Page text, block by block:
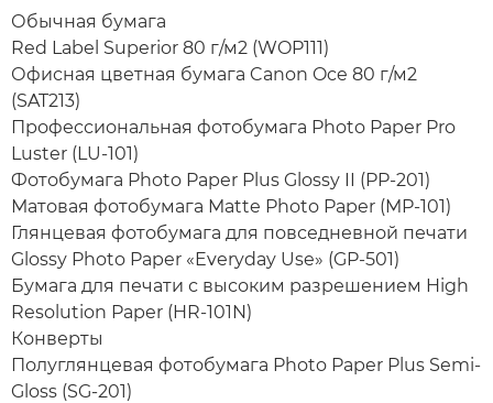
Обычная бумага
Red Label Superior 80 г/м2 (WOP111)
Офисная цветная бумага Canon Oce 80 г/м2
(SAT213)
Профессиональная фотобумага Photo Paper Pro
Luster (LU-101)
Фотобумага Photo Paper Plus Glossy II (PP-201)
Матовая фотобумага Matte Photo Paper (MP-101)
Глянцевая фотобумага для повседневной печати
Glossy Photo Paper «Everyday Use» (GP-501)
Бумага для печати с высоким разрешением High
Resolution Paper (HR-101N)
Конверты
Полуглянцевая фотобумага Photo Paper Plus Semi-
Gloss (SG-201)